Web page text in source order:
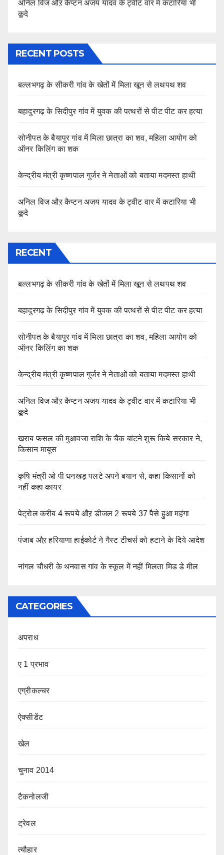
अनिल विज औऱ कैप्टन अजय यादव के ट्वीट वार में कटारिया भी
कूदे
RECENT POSTS
बल्लभगढ़ के सीकरी गांव के खेतों में मिला खून से लथपथ शव
बहादुरगढ़ के सिदीपुर गांव में युवक की पत्थरों से पीट पीट कर हत्या
सोनीपत के बैयापुर गांव में मिला छात्रा का शव, महिला आयोग को
ऑनर किलिंग का शक
केन्द्रीय मंत्री कृष्णपाल गुर्जर ने नेताओं को बताया मदमस्त हाथी
अनिल विज औऱ कैप्टन अजय यादव के ट्वीट वार में कटारिया भी
कूदे
RECENT
बल्लभगढ़ के सीकरी गांव के खेतों में मिला खून से लथपथ शव
बहादुरगढ़ के सिदीपुर गांव में युवक की पत्थरों से पीट पीट कर हत्या
सोनीपत के बैयापुर गांव में मिला छात्रा का शव, महिला आयोग को
ऑनर किलिंग का शक
केन्द्रीय मंत्री कृष्णपाल गुर्जर ने नेताओं को बताया मदमस्त हाथी
अनिल विज औऱ कैप्टन अजय यादव के ट्वीट वार में कटारिया भी
कूदे
खराब फसल की मुआवजा राशि के चैक बांटने शुरू किये सरकार ने,
किसान मायूस
कृषि मंत्री ओ पी धनखड़ पलटे अपने बयान से, कहा किसानों को
नहीं कहा कायर
पेट्रोल करीब 4 रूपये औऱ डीजल 2 रूपये 37 पैसे हुआ महंगा
पंजाब औऱ हरियाणा हाईकोर्ट ने गैस्ट टीचर्स को हटाने के दिये आदेश
नांगल चौधरी के थनवास गांव के स्कूल में नहीं मिलता मिड डे मील
CATEGORIES
अपराध
ए 1 प्रभाव
एग्रीकल्चर
ऐक्सीडेंट
खेल
चुनाव 2014
टैकनोलजी
ट्रेवल
त्यौहार